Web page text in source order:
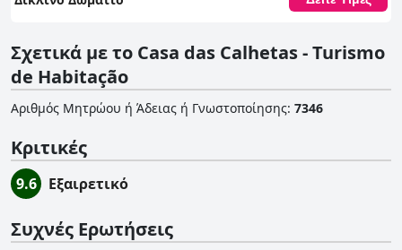
Σχετικά με το Casa das Calhetas - Turismo
de Habitação
Αριθμός Μητρώου ή Άδειας ή Γνωστοποίησης: 7346
Κριτικές
9.6 Εξαιρετικό
Συχνές Ερωτήσεις